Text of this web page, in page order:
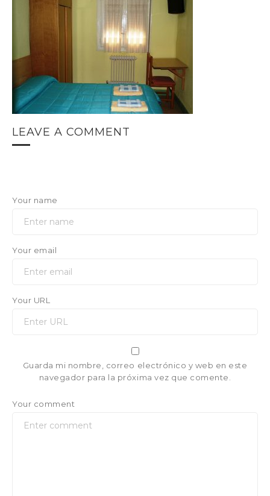
LEAVE A COMMENT
Your name
Your email
Your URL
Guarda mi nombre, correo electrónico y web en este
navegador para la próxima vez que comente.
Your comment